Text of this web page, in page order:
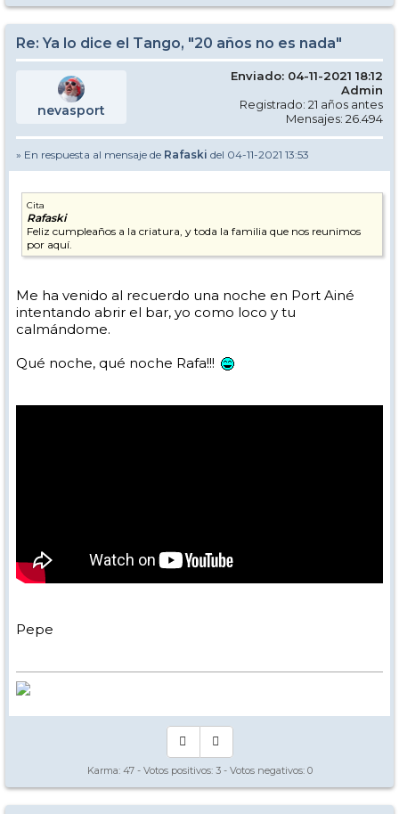
Re: Ya lo dice el Tango, "20 años no es nada"
nevasport
Enviado: 04-11-2021 18:12
Admin
Registrado: 21 años antes
Mensajes: 26.494
» En respuesta al mensaje de Rafaski del 04-11-2021 13:53
Cita
Rafaski
Feliz cumpleaños a la criatura, y toda la familia que nos reunimos
por aquí.
Me ha venido al recuerdo una noche en Port Ainé
intentando abrir el bar, yo como loco y tu
calmándome.
Qué noche, qué noche Rafa!!!
Pepe
Karma: 47- Votos positivos: 3- Votos negativos: 0